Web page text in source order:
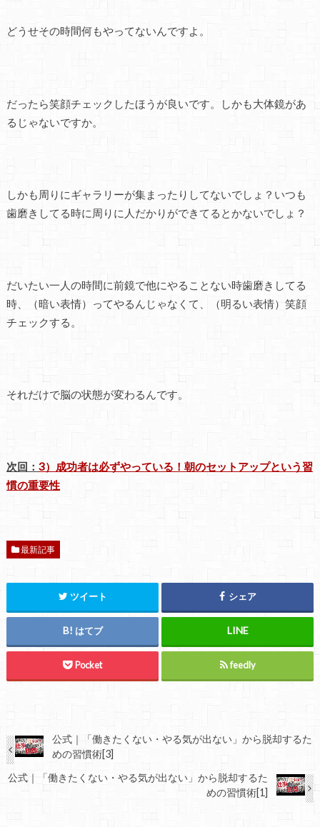
どうせその時間何もやってないんですよ。
だったら笑顔チェックしたほうが良いです。しかも大体鏡があ
るじゃないですか。
しかも周りにギャラリーが集まったりしてないでしょ？いつも
歯磨きしてる時に周りに人だかりができてるとかないでしょ？
だいたい一人の時間に前鏡で他にやることない時歯磨きしてる
時、（暗い表情）ってやるんじゃなくて、（明るい表情）笑顔
チェックする。
それだけで脳の状態が変わるんです。
次回： 3）成功者は必ずやっている！朝のセットアップという習
慣の重要性
最新記事
ツイート シェア
はてブ
Pocket feedly
公式｜「働きたくない・やる気が出ない」から脱却するた
めの習慣術[3]
公式｜「働きたくない・やる気が出ない」から脱却するた
めの習慣術[1]